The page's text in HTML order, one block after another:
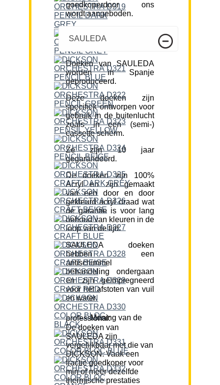
goedkoperdoor ons
wordt aangeboden.
SAULEDA
Doeken van SAULEDA
worden in Spanje
geproduceerd.
Deze doeken zijn
specifiek ontworpen voor
gebruik in de buitenlucht
zoals in een (semi-)
cassette scherm.
Ze zijn 10 jaar
gegarandeerd.
De doeken zijn 100%
Acryl en zijn gemaakt
van een door en door
gekleurd acryl draad wat
de garantie is voor lang
behoud van kleuren in de
loop van de tijd.
SAULEDA doeken
hebben een
antischimmel
behandeling ondergaan
en zijn geïmpregneerd
voor het afstoten van vuil
en water.
Mening van de professional:
De doeken van
SAULEDA zijn
vergelijkbaar met die van
DICKSON. Vaak een
fractie goedkoper voor
min of meer dezelfde
thermische prestaties